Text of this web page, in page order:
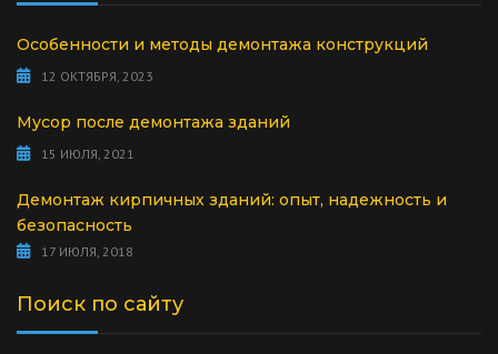
Особенности и методы демонтажа конструкций
12 ОКТЯБРЯ, 2023
Мусор после демонтажа зданий
15 ИЮЛЯ, 2021
Демонтаж кирпичных зданий: опыт, надежность и
безопасность
17 ИЮЛЯ, 2018
Поиск по сайту